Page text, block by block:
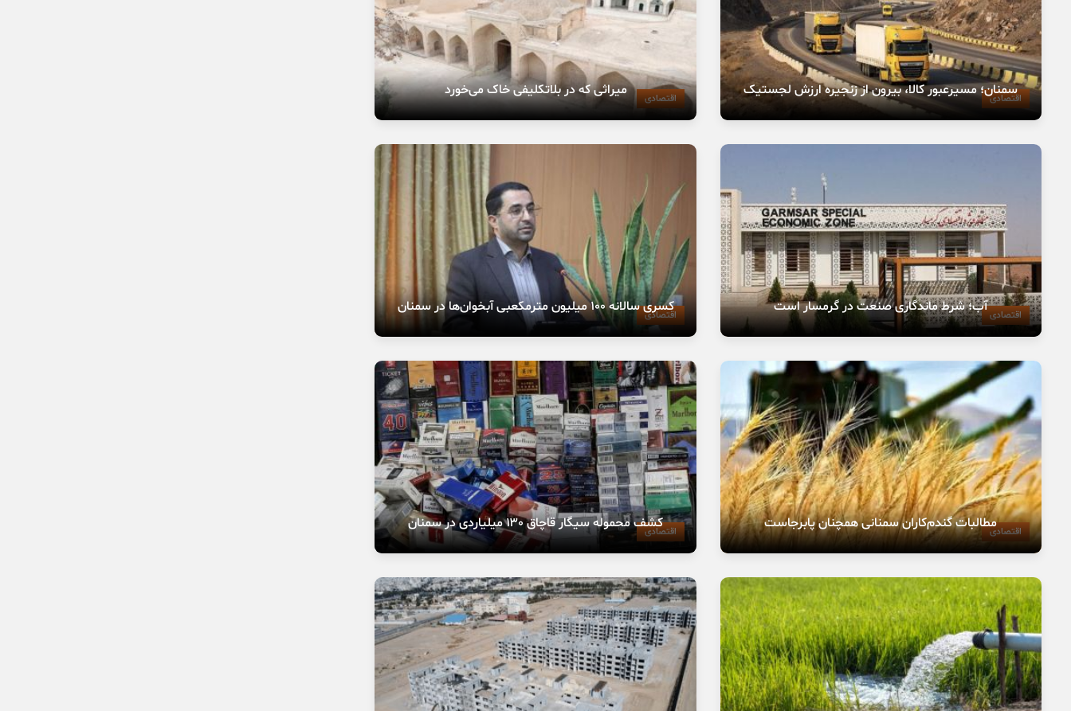
اقتصادی
سمنان؛ مسیرعبور کالا، بیرون از زنجیره ارزش لجستیک اقتصادی میراثی که در بلاتکلیفی خاک می‌خورد
اقتصادیآب؛ شرط ماندگاری صنعت در گرمسار است اقتصادی
کسری سالانه ۱۰۰ میلیون مترمکعبی آبخوان‌ها در سمنان
اقتصادیمطالبات گندم‌کاران سمنانی همچنان پابرجاست اقتصادی
‌کشف محموله سیگار قاچاق ۱۳۰ میلیاردی در سمنان